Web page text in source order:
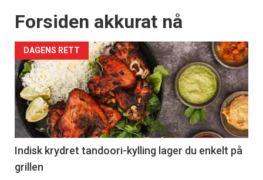
Forsiden akkurat nå
DAGENS RETT
Indisk krydret tandoori-kylling lager du enkelt på
grillen